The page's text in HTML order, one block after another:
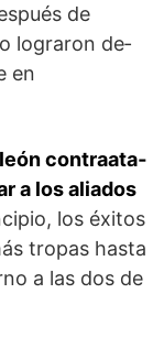
de
lograron de­
en
contraata­
a los aliados
los éxitos
tropas hasta
a las dos de